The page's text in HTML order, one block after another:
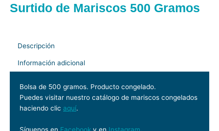
Surtido de Mariscos 500 Gramos
Descripción
Información adicional
Bolsa de 500 gramos. Producto congelado.
Puedes visitar nuestro catálogo de mariscos congelados
haciendo clic aquí.